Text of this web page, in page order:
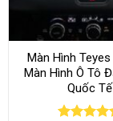
Màn Hình
Màn Hình Ô Tô
Quốc Tế